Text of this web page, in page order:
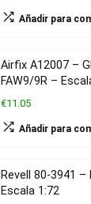
Añadir para
Airfix A12007 –
FAW9/9R –
€11.05
Añadir para
Revell 80-3941
Escala 1:72